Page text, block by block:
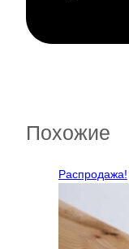
Похожие
Распродажа!